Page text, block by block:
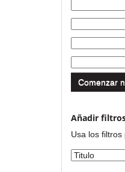
Comenzar
Añadir
Usa los filtros